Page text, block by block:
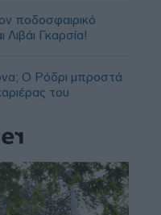
ποδοσφαιρικό
Γκαρσία!
Ο Ρόδρι μπροστά
του